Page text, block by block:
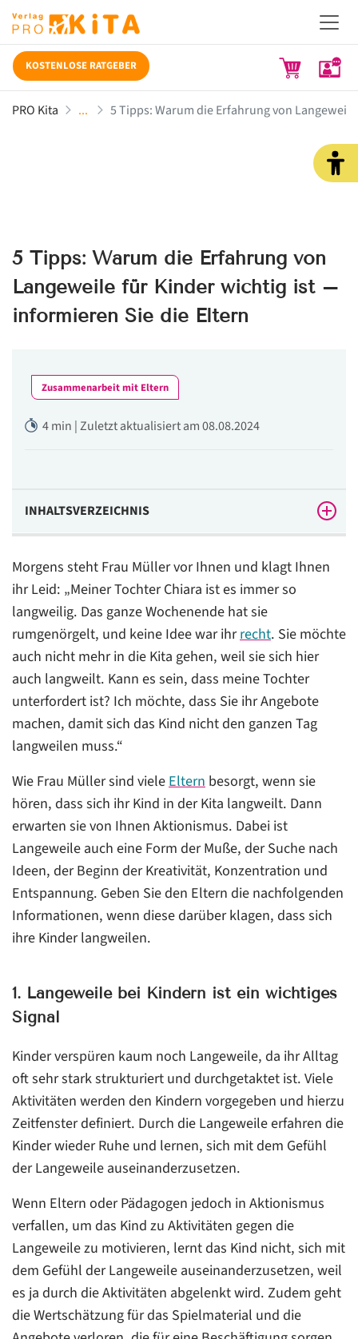
KOSTENLOSE RATGEBER
PRO Kita 5 Tipps: Warum die Erfahrung von
5 Tipps: Warum die Erfahrung von
Langeweile für Kinder wichtig ist –
informieren Sie die Eltern
Zusammenarbeit mit Eltern
4 min | Zuletzt aktualisiert am 08.08.2024
INHALTSVERZEICHNIS
2. Den Sinn einer Beschäftigung zu erkennen ist für
Kinder bedeutend
3. Langeweile entsteht, wenn Stress wegfällt
4. Langeweile in der Kita ist auch wichtig
5. So gehen Erwachsene mit der kindlichen
Langeweile um
Morgens steht Frau Müller vor Ihnen und klagt Ihnen
ihr Leid: „Meiner Tochter Chiara ist es immer so
langweilig. Das ganze Wochenende hat sie
rumgenörgelt, und keine Idee war ihrrecht. Sie möchte
auch nicht mehr in die Kita gehen, weil sie sich hier
auch langweilt. Kann es sein, dass meine Tochter
unterfordert ist? Ich möchte, dass Sie ihr Angebote
machen, damit sich das Kind nicht den ganzen Tag
langweilen muss.“
Wie Frau Müller sind vieleElternbesorgt, wenn sie
hören, dass sich ihr Kind in der Kita langweilt. Dann
erwarten sie von Ihnen Aktionismus. Dabei ist
Langeweile auch eine Form der Muße, der Suche nach
Ideen, der Beginn der Kreativität, Konzentration und
Entspannung. Geben Sie den Eltern die nachfolgenden
Informationen, wenn diese darüber klagen, dass sich
ihre Kinder langweilen.
1. Langeweile bei Kindern ist ein wichtiges
Signal
Kinder verspüren kaum noch Langeweile, da ihr Alltag
oft sehr stark strukturiert und durchgetaktet ist. Viele
Aktivitäten werden den Kindern vorgegeben und hierzu
Zeitfenster definiert. Durch die Langeweile erfahren die
Kinder wieder Ruhe und lernen, sich mit dem Gefühl
der Langeweile auseinanderzusetzen.
Wenn Eltern oder Pädagogen jedoch in Aktionismus
verfallen, um das Kind zu Aktivitäten gegen die
Langeweile zu motivieren, lernt das Kind nicht, sich mit
dem Gefühl der Langeweile auseinanderzusetzen, weil
es ja durch die Aktivitäten abgelenkt wird. Zudem geht
die Wertschätzung für das Spielmaterial und die